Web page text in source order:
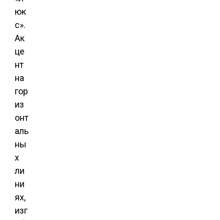
юк
с».
Ак
це
нт
на
гор
из
онт
аль
ны
х
ли
ни
ях,
изг